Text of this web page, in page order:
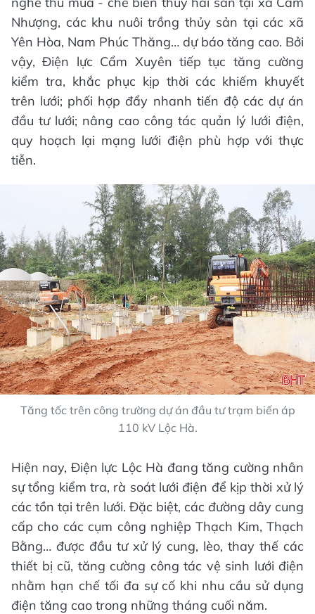
Nhượng, các khu nuôi trồng thủy sản tại các xã
Yên Hòa, Nam Phúc Thăng… dự báo tăng cao. Bởi
vậy, Điện lực Cẩm Xuyên tiếp tục tăng cường
kiểm tra, khắc phục kịp thời các khiếm khuyết
trên lưới; phối hợp đẩy nhanh tiến độ các dự án
đầu tư lưới; nâng cao công tác quản lý lưới điện,
quy hoạch lại mạng lưới điện phù hợp với thực
tiễn.
Tăng tốc trên công trường dự án đầu tư trạm biến áp
110 kV Lộc Hà.
Hiện nay, Điện lực Lộc Hà đang tăng cường nhân
sự tổng kiểm tra, rà soát lưới điện để kịp thời xử lý
các tồn tại trên lưới. Đặc biệt, các đường dây cung
cấp cho các cụm công nghiệp Thạch Kim, Thạch
Bằng… được đầu tư xử lý cung, lèo, thay thế các
thiết bị cũ, tăng cường công tác vệ sinh lưới điện
nhằm hạn chế tối đa sự cố khi nhu cầu sử dụng
điện tăng cao trong những tháng cuối năm.